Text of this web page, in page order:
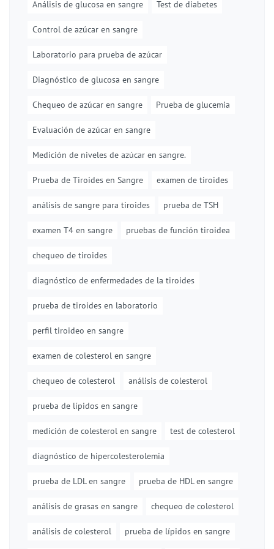
Análisis de glucosa en sangre Test de diabetes
Control de azúcar en sangre
Laboratorio para prueba de azúcar
Diagnóstico de glucosa en sangre
Chequeo de azúcar en sangre Prueba de glucemia
Evaluación de azúcar en sangre
Medición de niveles de azúcar en sangre.
Prueba de Tiroides en Sangre examen de tiroides
análisis de sangre para tiroides prueba de TSH
examen T4 en sangre pruebas de función tiroidea
chequeo de tiroides
diagnóstico de enfermedades de la tiroides
prueba de tiroides en laboratorio
perfil tiroideo en sangre
examen de colesterol en sangre
chequeo de colesterol análisis de colesterol
prueba de lípidos en sangre
medición de colesterol en sangre test de colesterol
diagnóstico de hipercolesterolemia
prueba de LDL en sangre prueba de HDL en sangre
análisis de grasas en sangre chequeo de colesterol
análisis de colesterol prueba de lípidos en sangre